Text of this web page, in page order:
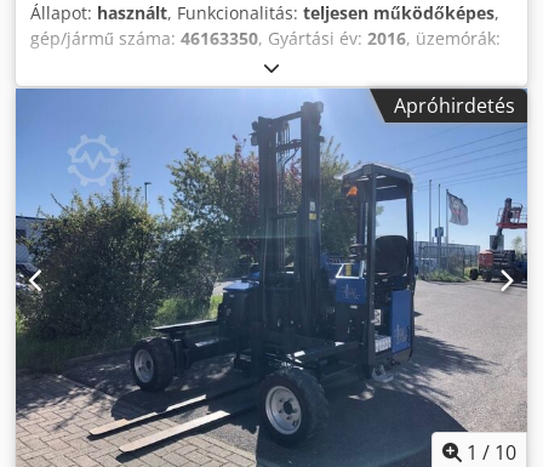
Állapot: használt, Funkcionalitás: teljesen működőképes,
gép/jármű száma: 46163350, Gyártási év: 2016, üzemórák:
, emelési magasság:
üzemanyagtípus:dízel, oszlop típusa:simplex, saját
, hajtástípus:Diesel, Felvételre alkalmas
targoncához. Alvázszám: 46163350. Teher súlypontja: 600
mm. Oszlop típusa: standard. Állapot: azonnal üzemkész
és teljesen működőképes. Műszaki állapot: nagyon jó. Első
abroncs típusa: levegős; méret: 23x8.5-12; állapot: 60-80%.
Hátsó abroncs típusa: levegős; méret: 27x10-12; állapot:
60-80%. Leírás: A gép esztétikailag és műszakilag fel lett
újítva. Karbantartás, beleértve a hajtás- és motorolaj
cseréjét elvégezve. UVV vizsga frissen elvégezve.
Oldalmozgató, villaállító készülék, 3. és 4. szelep, hátsó és
első munkalámpa, tetőborítás, mágnesszelep, CE
tanúsítvány, külső visszapillantó tükör, villogó, LED,
hidraulikusan behúzható kerékkarok. Dodpfxjxwft Ue
Abyowa
Apróhirdetés
1 / 10